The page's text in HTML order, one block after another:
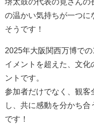
堺太鼓の代表の筧さんの
の温かい気持ちが一つに
そうです！
2025年大阪関西万博で
イメントを超えた、文化
ントです。
参加者だけでなく、観客
し、共に感動を分かち
です！